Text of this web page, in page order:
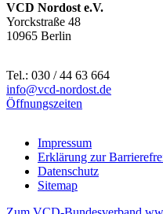
VCD Nordost e.V.
Yorckstraße 48
10965 Berlin
Tel.: 030 / 44 63 664
info@vcd-nordost.de
Öffnungszeiten
Impressum
Erklärung zur
Datenschutz
Sitemap